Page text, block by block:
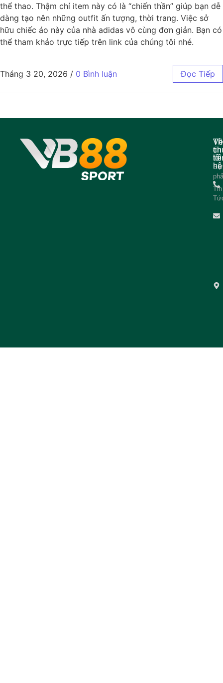
thể thao. Thậm chí item này có là “chiến thần” giúp bạn dễ
dàng tạo nên những outfit ấn tượng, thời trang. Việc sở
hữu chiếc áo này của nhà adidas vô cùng đơn giản. Bạn có
thể tham khảo trực tiếp trên link của chúng tôi nhé.
Tháng 3 20, 2026 / 0 Bình luận Đọc Tiếp
Về
tôi
Tin
tin
hệ